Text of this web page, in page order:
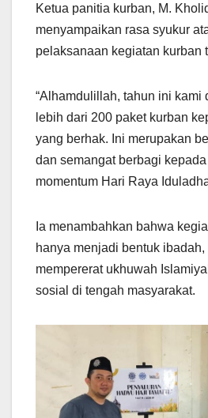
Ketua panitia kurban, M.
menyampaikan rasa syukur
pelaksanaan kegiatan kurban
“Alhamdulillah, tahun ini kami
lebih dari 200 paket kurban
yang berhak. Ini merupakan
dan semangat berbagi
momentum Hari Raya
Ia menambahkan bahwa
hanya menjadi bentuk
mempererat ukhuwah
sosial di tengah masyarakat.